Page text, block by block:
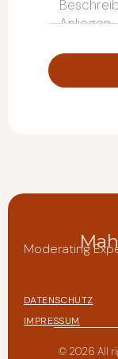
Moderating
DATENSCHUTZ
IMPRESSUM
© 2026 All